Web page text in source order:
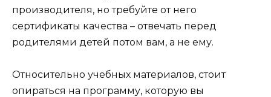
производителя, но требуйте от него
сертификаты качества – отвечать перед
родителями детей потом вам, а не ему.
Относительно учебных материалов, стоит
опираться на программу, которую вы